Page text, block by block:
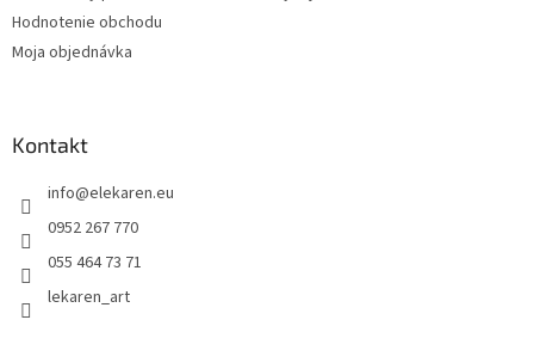
Hodnotenie obchodu
Moja objednávka
Kontakt
info@elekaren.eu
0952 267 770
055 464 73 71
lekaren_art